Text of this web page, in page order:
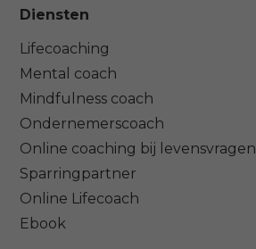
Diensten
Lifecoaching
Mental coach
Mindfulness coach
Ondernemerscoach
Online coaching bij levensvragen
Sparringpartner
Online Lifecoach
Ebook